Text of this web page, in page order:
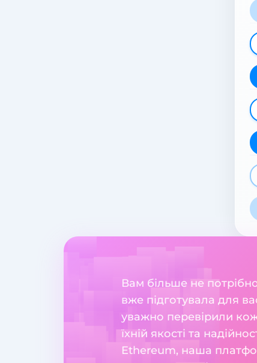
Вам більше не
вже підготувала для
уважно перевірили
їхній якості та
Ethereum, наша